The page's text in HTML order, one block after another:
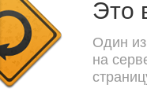
Это
Один
на